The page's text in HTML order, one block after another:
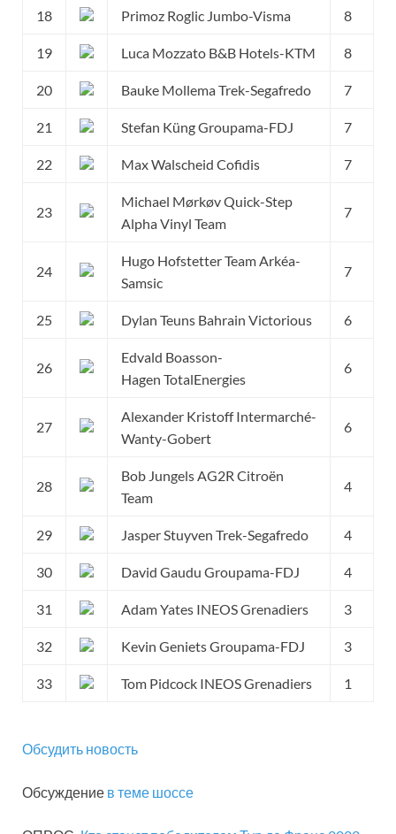
18 Primoz Roglic Jumbo-Visma 8
19 Luca Mozzato B&B Hotels-KTM 8
20 Bauke Mollema Trek-Segafredo 7
21 Stefan Küng Groupama-FDJ 7
22 Max Walscheid Cofidis 7
23
Michael Mørkøv Quick-Step
Alpha Vinyl Team
7
24
Hugo Hofstetter Team Arkéa-
Samsic
7
25 Dylan Teuns Bahrain Victorious 6
26
Edvald Boasson-
Hagen TotalEnergies
6
27
Alexander Kristoff Intermarché-
Wanty-Gobert
6
28
Bob Jungels AG2R Citroën
Team
4
29 Jasper Stuyven Trek-Segafredo 4
30 David Gaudu Groupama-FDJ 4
31 Adam Yates INEOS Grenadiers 3
32 Kevin Geniets Groupama-FDJ 3
33 Tom Pidcock INEOS Grenadiers 1
Обсудить новость
Обсуждение в теме шоссе